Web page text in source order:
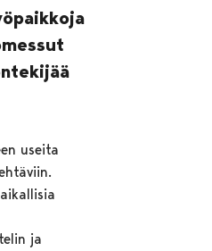
useita
ja